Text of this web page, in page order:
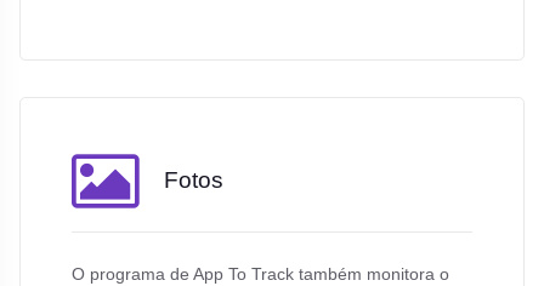
Fotos
O programa de App To Track também monitora o